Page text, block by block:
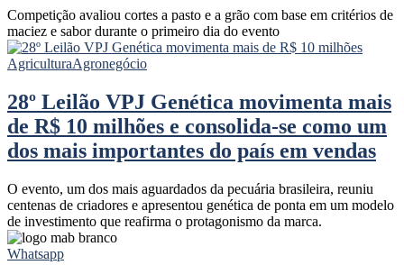
Competição avaliou cortes a pasto e a grão com base em critérios de
maciez e sabor durante o primeiro dia do evento
AgriculturaAgronegócio
28º Leilão VPJ Genética movimenta mais
de R$ 10 milhões e consolida-se como um
dos mais importantes do país em vendas
O evento, um dos mais aguardados da pecuária brasileira, reuniu
centenas de criadores e apresentou genética de ponta em um modelo
de investimento que reafirma o protagonismo da marca.
Whatsapp